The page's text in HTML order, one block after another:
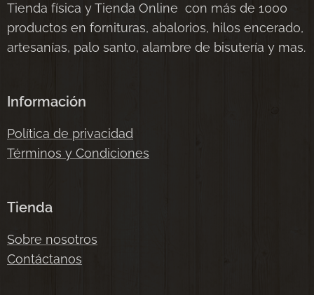
Tienda física y Tienda Online con más de 1000
productos en fornituras, abalorios, hilos encerado,
artesanías, palo santo, alambre de bisutería y mas.
Información
Política de privacidad
Términos y Condiciones
Tienda
Sobre nosotros
Contáctanos